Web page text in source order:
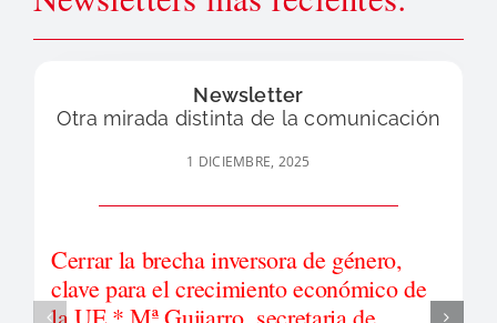
Newsletter
Otra mirada distinta de la comunicación
1 DICIEMBRE, 2025
Cerrar la brecha inversora de género,
clave para el crecimiento económico de